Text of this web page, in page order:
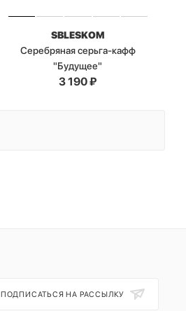
SBLESKOM
Серебряная серьга-кафф
"Будущее"
3 190₽
ПОДПИСАТЬСЯ НА РАССЫЛКУ